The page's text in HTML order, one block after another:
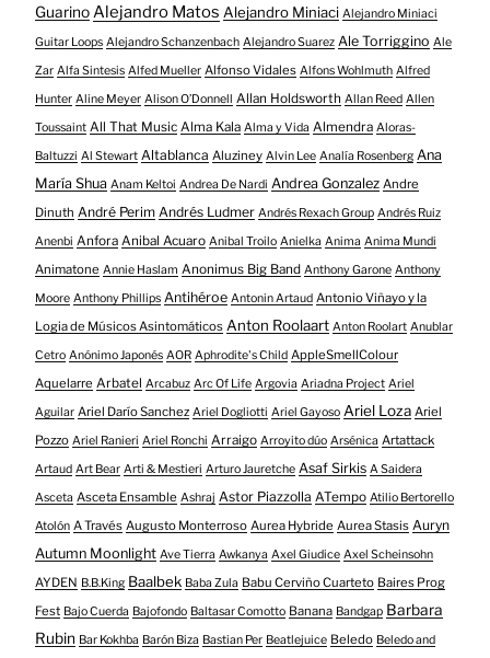
GuarinoAlejandro Matos Alejandro Miniaci Alejandro Miniaci
Guitar Loops Alejandro Schanzenbach Alejandro Suarez Ale Torriggino Ale
Zar Alfa Sintesis Alfed Mueller Alfonso Vidales Alfons Wohlmuth Alfred
Hunter Aline Meyer Alison O​’​Donnell Allan Holdsworth Allan Reed Allen
Toussaint All That Music Alma Kala Alma y Vida Almendra Aloras-
Baltuzzi Al Stewart Altablanca Aluziney Alvin Lee Analía Rosenberg Ana
María Shua Anam Keltoi Andrea De Nardi Andrea Gonzalez Andre
Dinuth André Perim Andrés Ludmer Andrés Rexach Group Andrés Ruiz
Anenbi Anfora Anibal Acuaro Anibal Troilo Anielka Anima Anima Mundi
Animatone Annie Haslam Anonimus Big Band Anthony Garone Anthony
Moore Anthony Phillips Antihéroe Antonin Artaud Antonio Viñayo y la
Logia de Músicos Asintomáticos Anton Roolaart Anton Roolart Anublar
Cetro Anónimo Japonés AOR Aphrodite's Child AppleSmellColour
Aquelarre Arbatel Arcabuz Arc Of Life Argovia Ariadna Project Ariel
Aguilar Ariel Darío Sanchez Ariel Dogliotti Ariel Gayoso Ariel Loza Ariel
Pozzo Ariel Ranieri Ariel Ronchi Arraigo Arroyito dúo Arsénica Artattack
Artaud Art Bear Arti & Mestieri Arturo Jauretche Asaf Sirkis A Saidera
Asceta Asceta Ensamble Ashraj Astor Piazzolla ATempo Atilio Bertorello
Atolón A Través Augusto Monterroso Aurea Hybride Aurea Stasis Auryn
Autumn Moonlight Ave Tierra Awkanya Axel Giudice Axel Scheinsohn
AYDEN B.B.King Baalbek Baba Zula Babu Cerviño Cuarteto Baires Prog
Fest Bajo Cuerda Bajofondo Baltasar Comotto Banana Bandgap Barbara
Rubin Bar Kokhba Barón Biza Bastian Per Beatlejuice Beledo Beledo and